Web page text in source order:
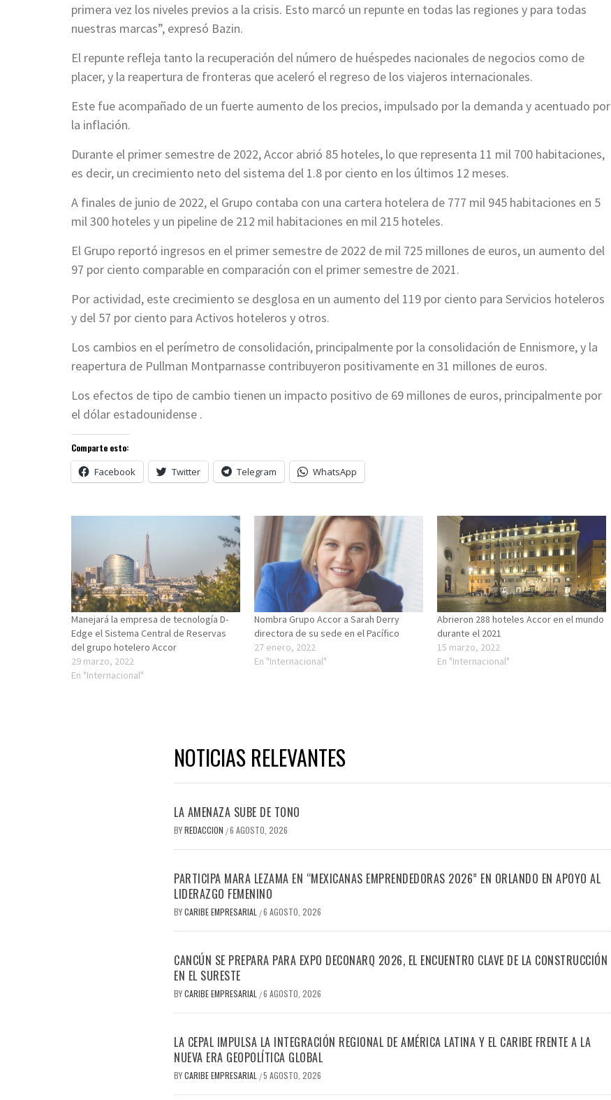
primera vez los niveles previos a la crisis. Esto marcó un repunte en todas las regiones y para todas
nuestras marcas”, expresó Bazin.
El repunte refleja tanto la recuperación del número de huéspedes nacionales de negocios como de
placer, y la reapertura de fronteras que aceleró el regreso de los viajeros internacionales.
Este fue acompañado de un fuerte aumento de los precios, impulsado por la demanda y acentuado por
la inflación.
Durante el primer semestre de 2022, Accor abrió 85 hoteles, lo que representa 11 mil 700 habitaciones,
es decir, un crecimiento neto del sistema del 1.8 por ciento en los últimos 12 meses.
A finales de junio de 2022, el Grupo contaba con una cartera hotelera de 777 mil 945 habitaciones en 5
mil 300 hoteles y un pipeline de 212 mil habitaciones en mil 215 hoteles.
El Grupo reportó ingresos en el primer semestre de 2022 de mil 725 millones de euros, un aumento del
97 por ciento comparable en comparación con el primer semestre de 2021.
Por actividad, este crecimiento se desglosa en un aumento del 119 por ciento para Servicios hoteleros
y del 57 por ciento para Activos hoteleros y otros.
Los cambios en el perímetro de consolidación, principalmente por la consolidación de Ennismore, y la
reapertura de Pullman Montparnasse contribuyeron positivamente en 31 millones de euros.
Los efectos de tipo de cambio tienen un impacto positivo de 69 millones de euros, principalmente por
el dólar estadounidense .
Comparte esto:
Facebook Twitter Telegram WhatsApp
Manejará la empresa de tecnología D-
Edge el Sistema Central de Reservas
del grupo hotelero Accor
29 marzo, 2022
En "Internacional"
Nombra Grupo Accor a Sarah Derry
directora de su sede en el Pacífico
27 enero, 2022
En "Internacional"
Abrieron 288 hoteles Accor en el mundo
durante el 2021
15 marzo, 2022
En "Internacional"
NOTICIAS RELEVANTES
LA AMENAZA SUBE DE TONO
BYREDACCION /6 AGOSTO, 2026
PARTICIPA MARA LEZAMA EN “MEXICANAS EMPRENDEDORAS 2026” EN ORLANDO EN APOYO AL
LIDERAZGO FEMENINO
BYCARIBE EMPRESARIAL /6 AGOSTO, 2026
CANCÚN SE PREPARA PARA EXPO DECONARQ 2026, EL ENCUENTRO CLAVE DE LA CONSTRUCCIÓN
EN EL SURESTE
BYCARIBE EMPRESARIAL /6 AGOSTO, 2026
LA CEPAL IMPULSA LA INTEGRACIÓN REGIONAL DE AMÉRICA LATINA Y EL CARIBE FRENTE A LA
NUEVA ERA GEOPOLÍTICA GLOBAL
BYCARIBE EMPRESARIAL /5 AGOSTO, 2026